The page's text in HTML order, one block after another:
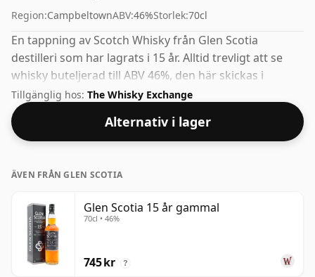
Region:CampbeltownABV:46%Storlek:70cl
En tappning av Scotch Whisky från Glen Scotia
destilleri som har lagrats i 15 år. Alltid trevligt att se
whisky buteljerad till ABV 46%, den här skickas i
normal storlek på 70cl.
Tillgänglig hos: The Whisky Exchange
Alternativ i lager
ÄVEN FRÅN GLEN SCOTIA
Glen Scotia 15 år gammal
70cl • 46%
745 kr ?